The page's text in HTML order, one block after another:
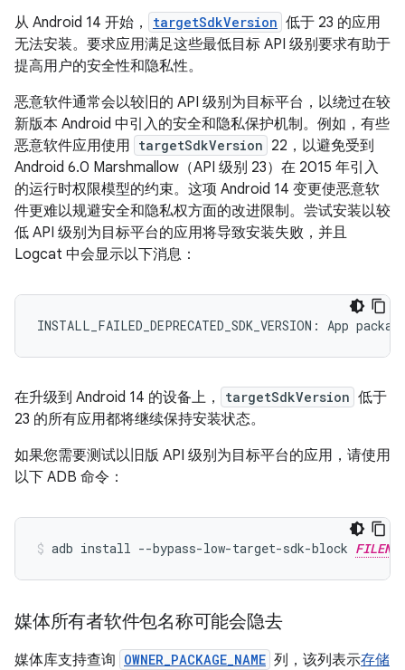
从 Android 14 开始， targetSdkVersion 低于 23 的应用
无法安装。要求应用满足这些最低目标 API 级别要求有助于
提高用户的安全性和隐私性。
恶意软件通常会以较旧的 API 级别为目标平台，以绕过在较
新版本 Android 中引入的安全和隐私保护机制。例如，有些
恶意软件应用使用 targetSdkVersion 22，以避免受到
Android 6.0 Marshmallow（API 级别 23）在 2015 年引入
的运行时权限模型的约束。这项 Android 14 变更使恶意软
件更难以规避安全和隐私权方面的改进限制。尝试安装以较
低 API 级别为目标平台的应用将导致安装失败，并且
Logcat 中会显示以下消息：
在升级到 Android 14 的设备上， targetSdkVersion 低于
23 的所有应用都将继续保持安装状态。
如果您需要测试以旧版 API 级别为目标平台的应用，请使用
以下 ADB 命令：
adb install --bypass-low-target-sdk-block
媒体所有者软件包名称可能会隐去
媒体库支持查询 OWNER_PACKAGE_NAME 列，该列表示存储